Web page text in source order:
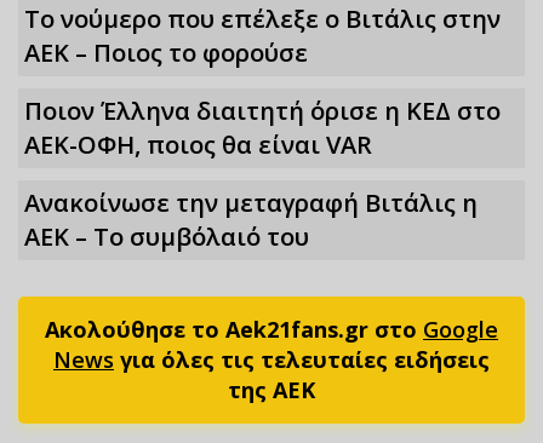
Το νούμερο που επέλεξε ο Βιτάλις στην
ΑΕΚ – Ποιος το φορούσε
Ποιον Έλληνα διαιτητή όρισε η ΚΕΔ στο
ΑΕΚ-ΟΦΗ, ποιος θα είναι VAR
Ανακοίνωσε την μεταγραφή Βιτάλις η
ΑΕΚ – Το συμβόλαιό του
Ακολούθησε το Aek21fans.gr στο Google
News για όλες τις τελευταίες ειδήσεις
της ΑΕΚ